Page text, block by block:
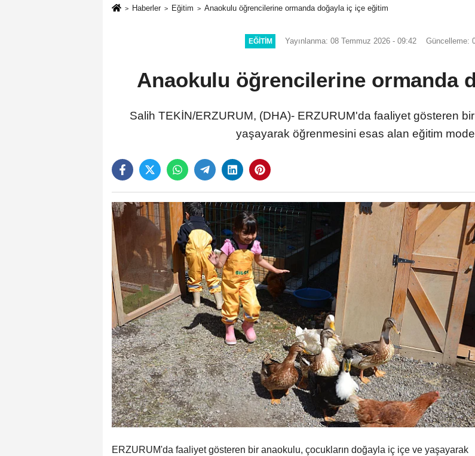
Haberler Eğitim Anaokulu öğrencilerine ormanda doğayla iç içe eğitim
EĞITIM Yayınlanma: 08 Temmuz 2026 - 09:42 Güncelleme:
Anaokulu öğrencilerine ormanda
Salih TEKİN/ERZURUM, (DHA)- ERZURUM'da faaliyet gösteren
yaşayarak öğrenmesini esas alan eğitim
ERZURUM'da faaliyet gösteren bir anaokulu, çocukların doğayla iç içe ve yaşayarak